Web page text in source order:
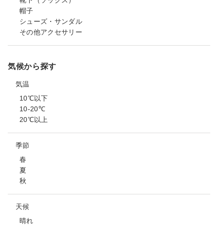
帽子
シューズ・サンダル
その他アクセサリー
気候から探す
気温
10℃以下
10-20℃
20℃以上
季節
春
夏
秋
天候
晴れ